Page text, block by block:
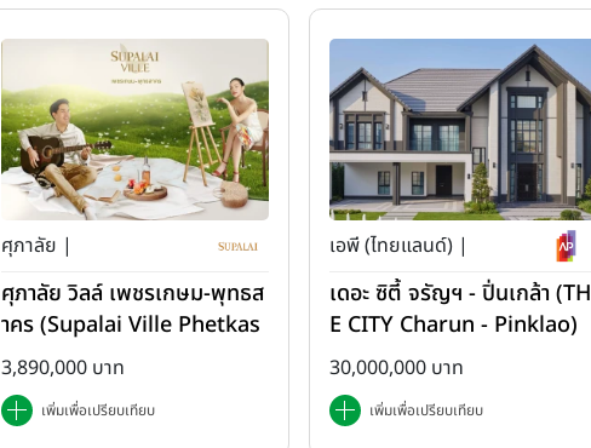
ศุภาลัย |
ศุภาลัย วิลล์ เพชรเกษม-พุทธส
าคร (Supalai Ville Phetkas
em-Phutthasakorn)
3,890,000 บาท
เพิ่มเพื่อเปรียบเทียบ
เอพี (ไทยแลนด์) |
เดอะ ซิตี้ จรัญฯ - ปิ่นเกล้า (TH
E CITY Charun - Pinklao)
30,000,000 บาท
เพิ่มเพื่อเปรียบเทียบ